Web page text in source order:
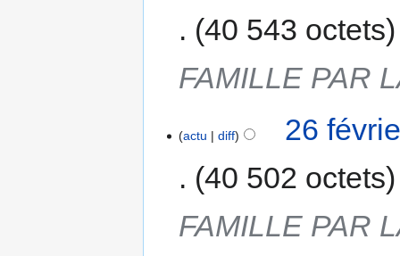
40 543 octets
FAMILLE PAR
actu diff
26
40 502 octets
FAMILLE PAR